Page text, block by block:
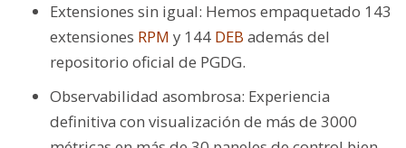
Extensiones sin igual: Hemos empaquetado 143
extensiones RPM y 144 DEB además del
repositorio oficial de PGDG.
Observabilidad asombrosa: Experiencia
definitiva con visualización de más de 3000